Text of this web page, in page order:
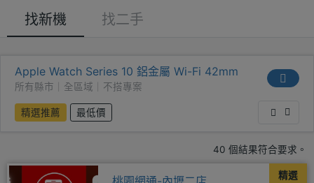
找新機 找二手
Apple Watch Series 10 鋁金屬 Wi-Fi 42mm
所有縣市｜全區域｜不搭專案
精選推薦 最低價
40 個結果符合要求。
精選